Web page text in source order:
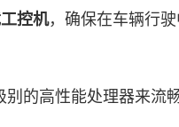
控机，确保在车辆行
的高性能处理器来流